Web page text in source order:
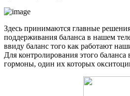
Здесь принимаются главные
поддерживания баланса в нашем
ввиду баланс того как работают
Для контролирования этого
гормоны, один их которых